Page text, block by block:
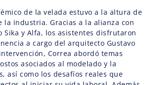
de la velada estuvo a la altura de
la industria. Gracias a la alianza con
Sika y Alfa, los asistentes disfrutaron
a cargo del arquitecto Gustavo
Correa abordó temas
asociados al modelado y la
así como los desafíos reales que